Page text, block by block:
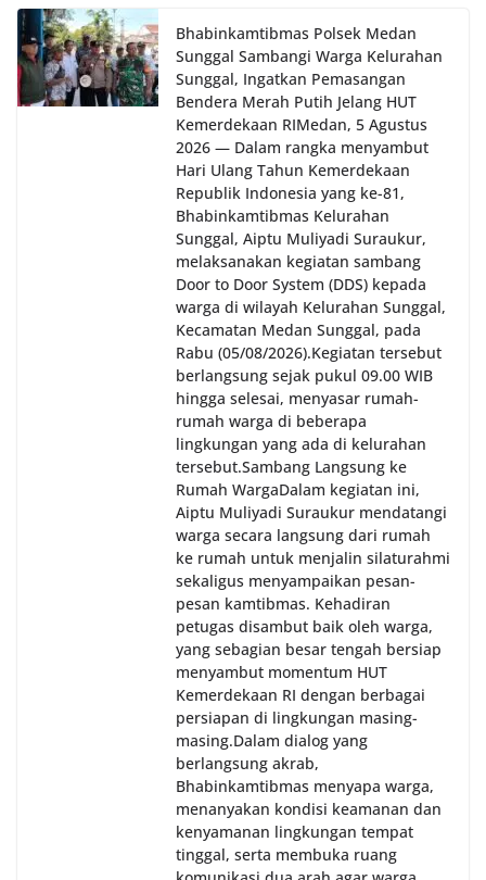
momentum bersejarah HUT Kemerdekaan
Republik Indonesia.‎Kegiatan sambang ini
rencananya akan terus dilaksanakan secara rutin
oleh Bhabinkamtibmas di wilayah Kelurahan
Sunggal sebagai bagian dari upaya menciptakan
situasi Kamtibmas yang aman dan kondusif,
sekaligus menumbuhkan semangat nasionalisme
warga dalam menyambut Hari Kemerdekaan RI.
Bhabinkamtibmas Polsek Medan
Sunggal Sambangi Warga Kelurahan
Sunggal, Ingatkan Pemasangan
Bendera Merah Putih Jelang HUT
Kemerdekaan RI‎‎Medan, 5 Agustus
2026 — Dalam rangka menyambut
Hari Ulang Tahun Kemerdekaan
Republik Indonesia yang ke-81,
Bhabinkamtibmas Kelurahan
Sunggal, Aiptu Muliyadi Suraukur,
melaksanakan kegiatan sambang
Door to Door System (DDS) kepada
warga di wilayah Kelurahan Sunggal,
Kecamatan Medan Sunggal, pada
Rabu (05/08/2026).‎‎Kegiatan tersebut
berlangsung sejak pukul 09.00 WIB
hingga selesai, menyasar rumah-
rumah warga di beberapa
lingkungan yang ada di kelurahan
tersebut.‎Sambang Langsung ke
Rumah Warga‎Dalam kegiatan ini,
Aiptu Muliyadi Suraukur mendatangi
warga secara langsung dari rumah
ke rumah untuk menjalin silaturahmi
sekaligus menyampaikan pesan-
pesan kamtibmas. Kehadiran
petugas disambut baik oleh warga,
yang sebagian besar tengah bersiap
menyambut momentum HUT
Kemerdekaan RI dengan berbagai
persiapan di lingkungan masing-
masing.‎Dalam dialog yang
berlangsung akrab,
Bhabinkamtibmas menyapa warga,
menanyakan kondisi keamanan dan
kenyamanan lingkungan tempat
tinggal, serta membuka ruang